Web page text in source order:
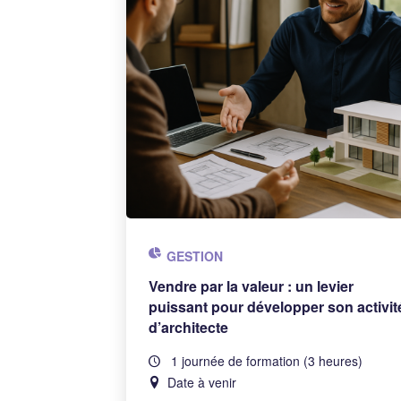
GESTION
Vendre par la valeur : un levier
puissant pour développer son
d’architecte
1 journée de formation (3 heures)
Date à venir